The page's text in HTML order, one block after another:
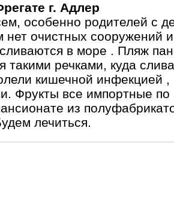
г. Адлер
особенно родителей с
очистных сооружений и
в море . Пляж
такими речками, куда
кишечной инфекцией
Фрукты все импортные
из
лечиться.